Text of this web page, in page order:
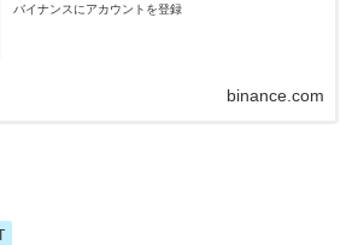
バイナンスにアカウントを登録
binance.com